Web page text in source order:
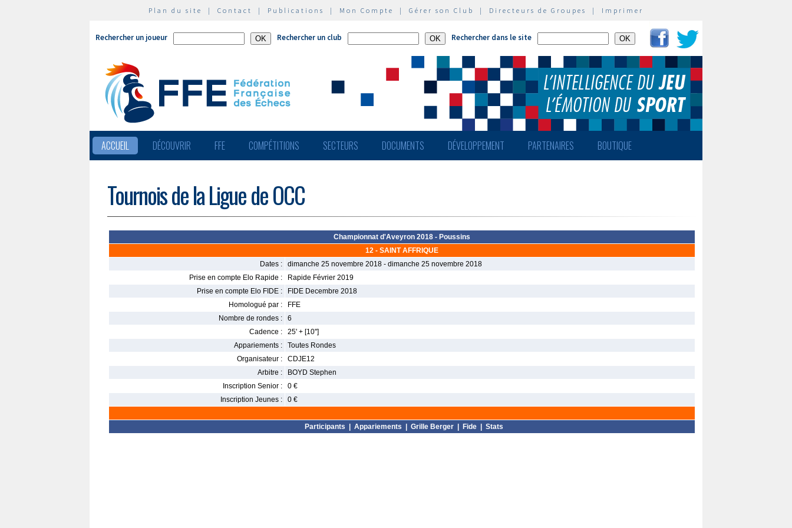
Plan du site | Contact | Publications | Mon Compte | Gérer son Club | Directeurs de Groupes | Imprimer
Rechercher un joueur Rechercher un club Rechercher dans le site
ACCUEIL DÉCOUVRIR FFE COMPÉTITIONS SECTEURS DOCUMENTS DÉVELOPPEMENT PARTENAIRES BOUTIQUE
Tournois de la Ligue de OCC
Championnat d'Aveyron 2018 - Poussins
12 - SAINT AFFRIQUE
Dates :
dimanche 25 novembre 2018 - dimanche 25 novembre 2018
Prise en compte Elo Rapide :
Rapide Février 2019
Prise en compte Elo FIDE :
FIDE Decembre 2018
Homologué par :
FFE
Nombre de rondes :
6
Cadence :
25' + [10'']
Appariements :
Toutes Rondes
Organisateur :
CDJE12
Arbitre :
BOYD Stephen
Inscription Senior :
0 €
Inscription Jeunes :
0 €
Participants Appariements Grille Berger| Fide| Stats